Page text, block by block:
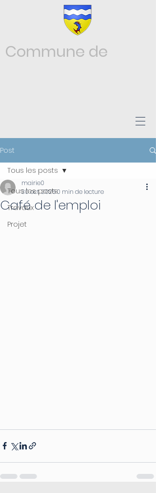
Commune de
Post
Tous les posts
Travaux
Projet
Tous les posts
Café de l'emploi
mairie0
30 oct. 20250 min de lecture